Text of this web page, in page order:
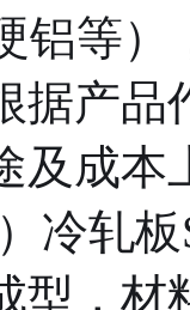
铝等
据产品
及成本
）冷轧
型，材